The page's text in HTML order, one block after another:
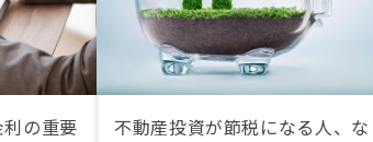
の重要
不動産投資が節税になる人、な